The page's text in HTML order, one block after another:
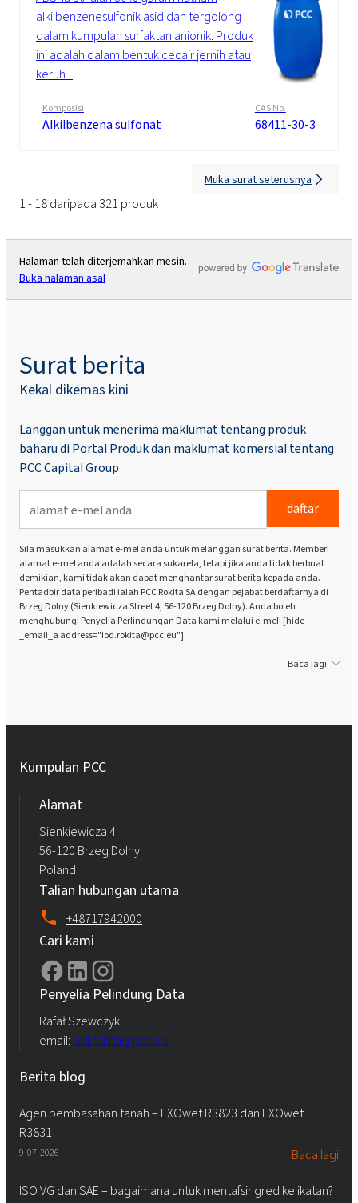
alkilbenzenesulfonik asid dan tergolong
dalam kumpulan surfaktan anionik. Produk
ini adalah dalam bentuk cecair jernih atau
keruh...
Komposisi
Alkilbenzena sulfonat
CAS No.
68411-30-3
1 - 18 daripada 321 produk
Muka surat seterusnya
Halaman telah diterjemahkan mesin.
Buka halaman asal
Surat berita
Kekal dikemas kini
Langgan untuk menerima maklumat tentang produk
baharu di Portal Produk dan maklumat komersial tentang
PCC Capital Group
daftar
Sila masukkan alamat e-mel anda untuk melanggan surat berita. Memberi
alamat e-mel anda adalah secara sukarela, tetapi jika anda tidak berbuat
demikian, kami tidak akan dapat menghantar surat berita kepada anda.
Pentadbir data peribadi ialah PCC Rokita SA dengan pejabat berdaftarnya di
Brzeg Dolny (Sienkiewicza Street 4, 56-120 Brzeg Dolny). Anda boleh
menghubungi Penyelia Perlindungan Data kami melalui e-mel: [hide
_email_a address="iod.rokita@pcc.eu"].
Baca lagi
Kumpulan PCC
Alamat
Sienkiewicza 4
56-120 Brzeg Dolny
Poland
Talian hubungan utama
+48717942000
Cari kami
Penyelia Pelindung Data
Rafał Szewczyk
email: iod.rokita@pcc.eu
Berita blog
Agen pembasahan tanah – EXOwet R3823 dan EXOwet
R3831
9-07-2026 Baca lagi
ISO VG dan SAE – bagaimana untuk mentafsir gred kelikatan?